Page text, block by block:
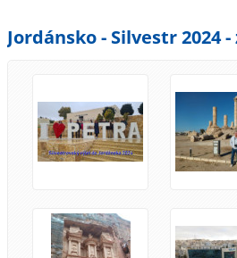
Jordánsko - Silvestr 2024